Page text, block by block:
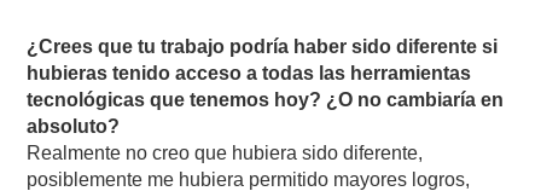
¿Crees que tu trabajo podría haber sido diferente si
hubieras tenido acceso a todas las herramientas
tecnológicas que tenemos hoy? ¿O no cambiaría en
absoluto?
Realmente no creo que hubiera sido diferente,
posiblemente me hubiera permitido mayores logros,